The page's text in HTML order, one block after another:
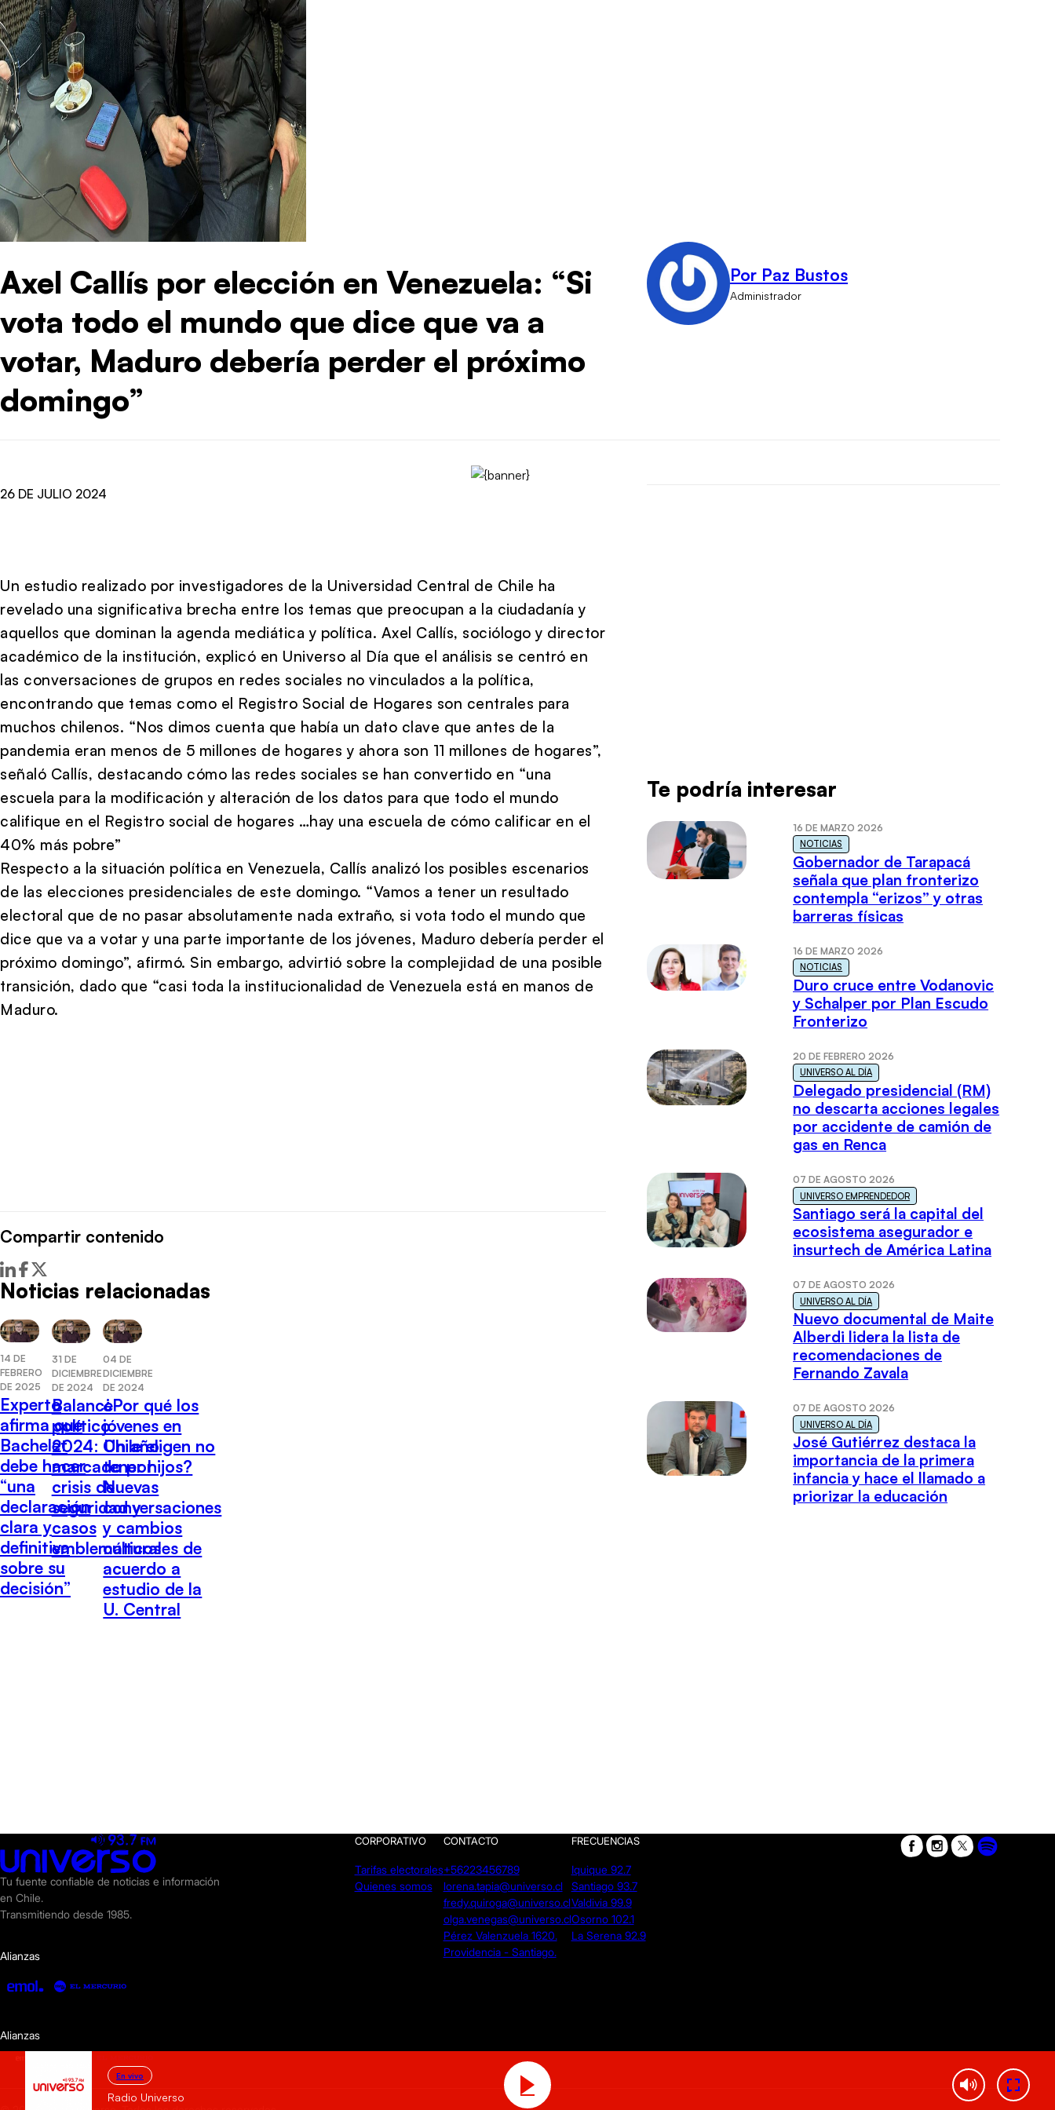
Axel Callís por elección en Venezuela: “Si
vota todo el mundo que dice que va a
votar, Maduro debería perder el próximo
domingo”
Por Paz Bustos
Administrador
26 DE JULIO 2024
Un estudio realizado por investigadores de la Universidad Central de Chile ha
revelado una significativa brecha entre los temas que preocupan a la ciudadanía y
aquellos que dominan la agenda mediática y política. Axel Callís, sociólogo y director
académico de la institución, explicó en Universo al Día que el análisis se centró en
las conversaciones de grupos en redes sociales no vinculados a la política,
encontrando que temas como el Registro Social de Hogares son centrales para
muchos chilenos. “Nos dimos cuenta que había un dato clave que antes de la
pandemia eran menos de 5 millones de hogares y ahora son 11 millones de hogares”,
señaló Callís, destacando cómo las redes sociales se han convertido en “una
escuela para la modificación y alteración de los datos para que todo el mundo
califique en el Registro social de hogares …hay una escuela de cómo calificar en el
40% más pobre”
Respecto a la situación política en Venezuela, Callís analizó los posibles escenarios
de las elecciones presidenciales de este domingo. “Vamos a tener un resultado
electoral que de no pasar absolutamente nada extraño, si vota todo el mundo que
dice que va a votar y una parte importante de los jóvenes, Maduro debería perder el
próximo domingo”, afirmó. Sin embargo, advirtió sobre la complejidad de una posible
transición, dado que “casi toda la institucionalidad de Venezuela está en manos de
Maduro.
Compartir contenido
Noticias relacionadas
14 DE
FEBRERO
DE 2025
Experto
afirma que
Bachelet
debe hacer
“una
declaración
clara y
definitiva
sobre su
decisión”
31 DE
DICIEMBRE
DE 2024
Balance
político
2024: Un año
marcado por
crisis de
seguridad y
casos
emblemáticos
04 DE
DICIEMBRE
DE 2024
¿Por qué los
jóvenes en
Chile eligen no
tener hijos?
Nuevas
conversaciones
y cambios
culturales de
acuerdo a
estudio de la
U. Central
Te podría interesar
16 DE MARZO 2026
NOTICIAS
Gobernador de Tarapacá
señala que plan fronterizo
contempla “erizos” y otras
barreras físicas
16 DE MARZO 2026
NOTICIAS
Duro cruce entre Vodanovic
y Schalper por Plan Escudo
Fronterizo
20 DE FEBRERO 2026
UNIVERSO AL DÍA
Delegado presidencial (RM)
no descarta acciones legales
por accidente de camión de
gas en Renca
07 DE AGOSTO 2026
UNIVERSO EMPRENDEDOR
Santiago será la capital del
ecosistema asegurador e
insurtech de América Latina
07 DE AGOSTO 2026
UNIVERSO AL DÍA
Nuevo documental de Maite
Alberdi lidera la lista de
recomendaciones de
Fernando Zavala
07 DE AGOSTO 2026
UNIVERSO AL DÍA
José Gutiérrez destaca la
importancia de la primera
infancia y hace el llamado a
priorizar la educación
En vivo
Radio Universo
Tu fuente confiable de noticias e información
en Chile.
Transmitiendo desde 1985.
Alianzas
CORPORATIVO
Tarifas electorales
Quienes somos
CONTACTO
+56223456789
lorena.tapia@universo.cl
fredy.quiroga@universo.cl
olga.venegas@universo.cl
Pérez Valenzuela 1620.
Providencia - Santiago.
FRECUENCIAS
Iquique 92.7
Santiago 93.7
Valdivia 99.9
Osorno 102.1
La Serena 92.9
Alianzas